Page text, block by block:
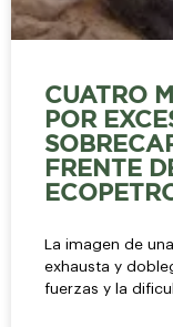
CUATRO
POR
FRENTE
La imagen de
exhausta y
fuerzas y la